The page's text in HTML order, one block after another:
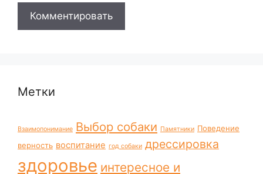
Метки
Взаимопонимание Выбор собаки Памятники Поведение
верность воспитание год собаки дрессировка
здоровье интересное и